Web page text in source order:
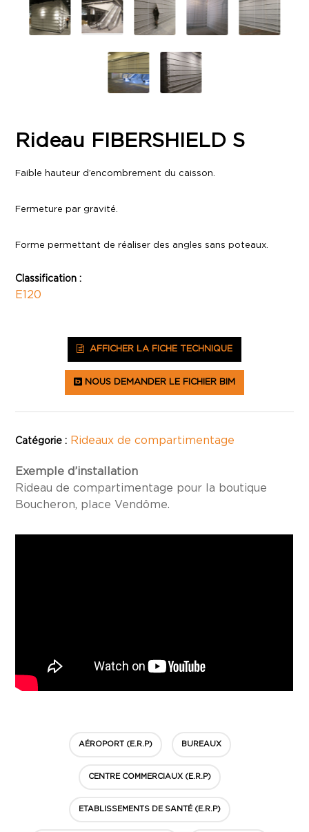
Rideau FIBERSHIELD S
Faible hauteur d’encombrement du caisson.
Fermeture par gravité.
Forme permettant de réaliser des angles sans poteaux.
Classification :
E120
AFFICHER LA FICHE TECHNIQUE
NOUS DEMANDER LE FICHIER BIM
Catégorie : Rideaux de compartimentage
Exemple d’installation
Rideau de compartimentage pour la boutique
Boucheron, place Vendôme.
AÉROPORT (E.R.P) BUREAUX
CENTRE COMMERCIAUX (E.R.P)
ETABLISSEMENTS DE SANTÉ (E.R.P)